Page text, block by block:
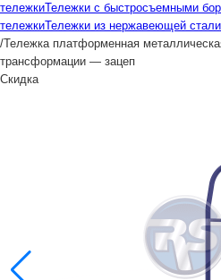
тележкиТележки с быстросъемными
тележкиТележки из нержавеющей стали
/Тележка платформенная
трансформации — зацеп
Скидка